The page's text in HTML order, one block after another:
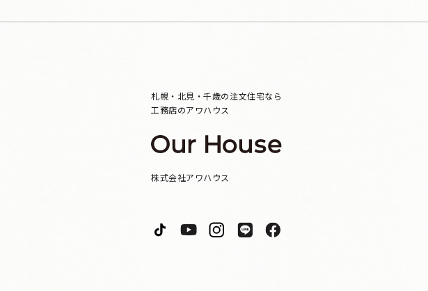
札幌・北見・千歳の注文住宅なら
工務店のアワハウス
株式会社アワハウス